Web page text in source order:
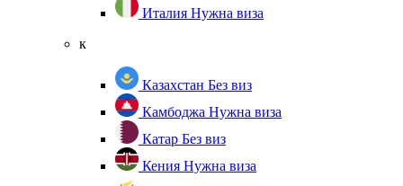
Италия Нужна виза
к
Казахстан Без виз
Камбоджа Нужна виза
Катар Без виз
Кения Нужна виза